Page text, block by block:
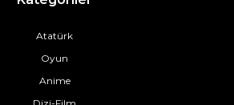
Atatürk
Oyun
Anime